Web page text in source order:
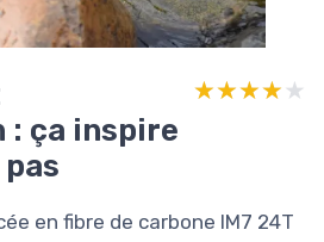
ça inspire
★★★★★
★★★★★
en fibre de carbone IM7 24T